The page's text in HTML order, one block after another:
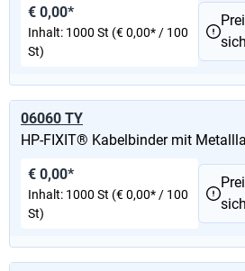
€ 0,00*
Inhalt: 1000 St (€ 0,00* / 100
St)
06060 TY
HP-FIXIT® Kabelbinder mit
€ 0,00*
Inhalt: 1000 St (€ 0,00* / 100
St)